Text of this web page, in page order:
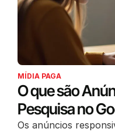
MÍDIA PAGA
O que são
Pesquisa no
Os anúncios